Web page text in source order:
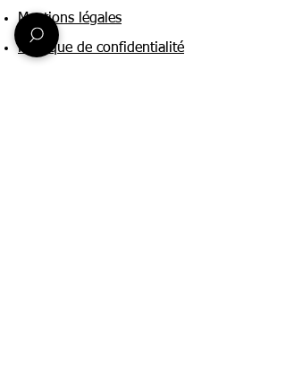
Mentions légales
Politique de confidentialité